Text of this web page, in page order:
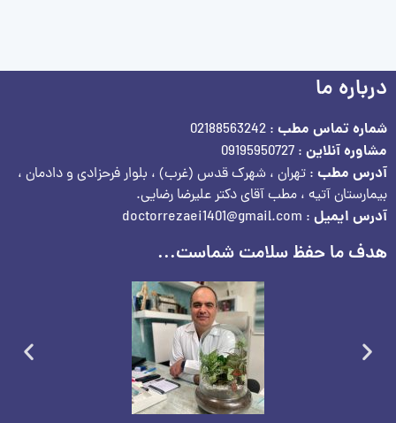
درباره ما
شماره تماس مطب : 02188563242
مشاوره آنلاین : 09195950727
آدرس مطب : تهران ، شهرک قدس (غرب) ، بلوار فرحزادی و دادمان ،
بیمارستان آتیه ، مطب آقای دکتر علیرضا رضایی.
آدرس ایمیل : doctorrezaei1401@gmail.com
هدف ما حفظ سلامت شماست...